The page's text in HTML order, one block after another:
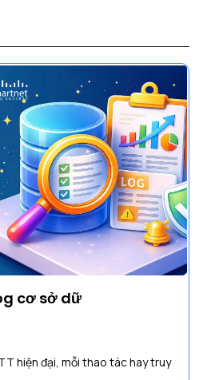
cơ sở dữ
hiện đại, mỗi thao tác hay truy